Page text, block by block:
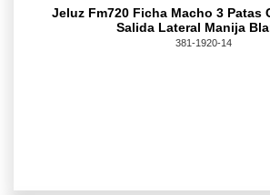
Jeluz Fm720 Ficha Macho 3 Patas
Salida Lateral Manija
381-1920-14